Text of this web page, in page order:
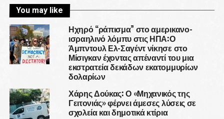
You may like
Ηχηρό “ράπισμα” στο αμερικανο-
ισραηλινό λόμπυ στις ΗΠΑ:Ο
Άμπντουλ Ελ-Σαγέντ νίκησε στο
Μίσιγκαν έχοντας απέναντί του μια
εκστρατεία δεκάδων εκατομμυρίων
δολαρίων
Χάρης Δούκας: Ο «Μηχανικός της
Γειτονιάς» φέρνει άμεσες λύσεις σε
σχολεία και δημοτικά κτίρια